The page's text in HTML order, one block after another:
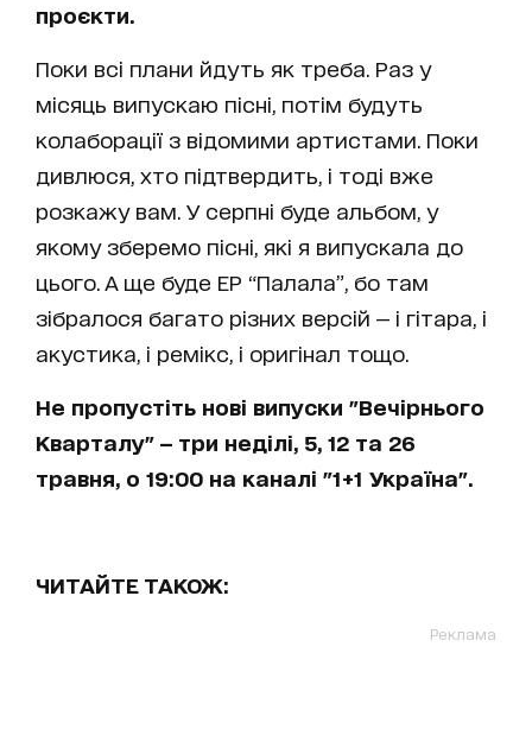
проєкти.
Поки всі плани йдуть як треба. Раз у
місяць випускаю пісні, потім будуть
колаборації з відомими артистами. Поки
дивлюся, хто підтвердить, і тоді вже
розкажу вам. У серпні буде альбом, у
якому зберемо пісні, які я випускала до
цього. А ще буде EP “Палала”, бо там
зібралося багато різних версій — і гітара, і
акустика, і ремікс, і оригінал тощо.
Не пропустіть нові випуски "Вечірнього
Кварталу" — три неділі, 5, 12 та 26
травня, о 19:00 на каналі "1+1 Україна".
ЧИТАЙТЕ ТАКОЖ:
Реклама